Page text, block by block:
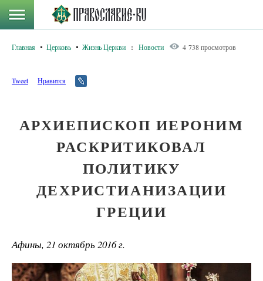
Главная Церковь Жизнь Церкви : Новости 4 738 просмотров
Tweet Нравится
АРХИЕПИСКОП ИЕРОНИМ
РАСКРИТИКОВАЛ
ПОЛИТИКУ
ДЕХРИСТИАНИЗАЦИИ
ГРЕЦИИ
Афины, 21 октябрь 2016 г.